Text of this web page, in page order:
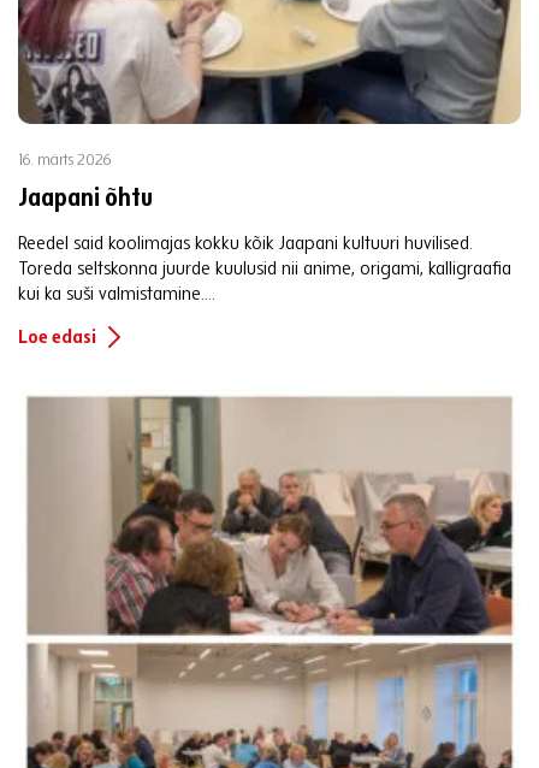
16. märts 2026
Jaapani õhtu
Reedel said koolimajas kokku kõik Jaapani kultuuri huvilised.
Toreda seltskonna juurde kuulusid nii anime, origami, kalligraafia
kui ka suši valmistamine....
Loe edasi